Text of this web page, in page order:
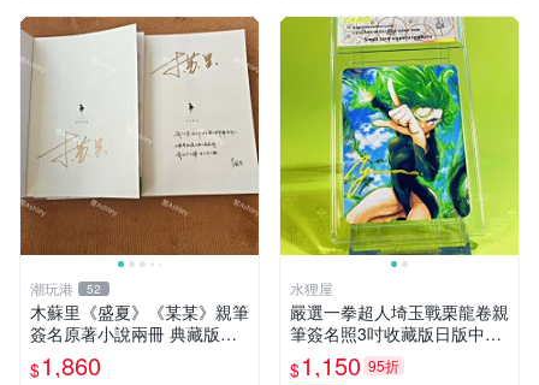
潮玩港 52
木蘇里《盛夏》《某某》親筆
簽名原著小說兩冊 典藏版裝
刷邊 盛夏 某某 小說
$1,860
水狸屋
嚴選一拳超人埼玉戰栗龍卷親
筆簽名照3吋收藏版日版中古
含原裝卡套 一拳超人 埼玉 戰
栗龍卷 簽名照
$1,150 95折